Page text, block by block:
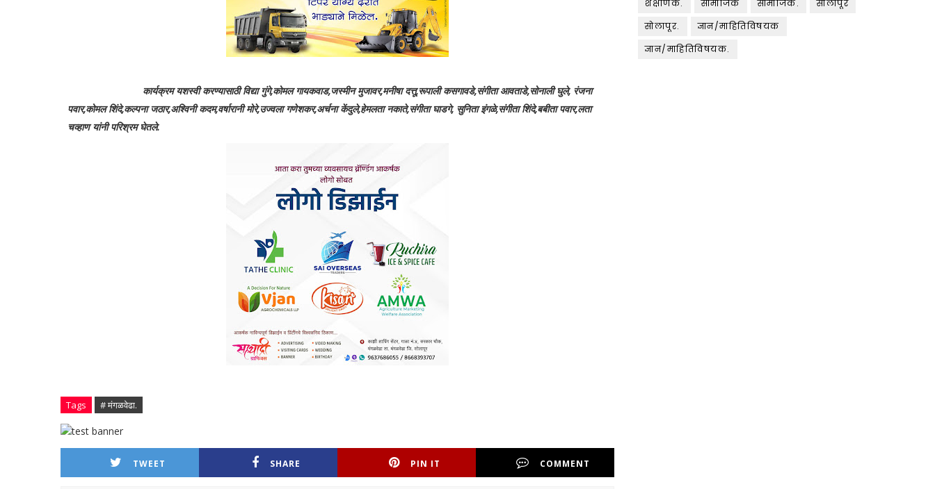
कार्यक्रम यशस्वी करण्यासाठी विद्या गुंगे,कोमल गायकवाड,जस्मीन मुजावर,मनीषा दत्तू,रूपाली कसगावडे,संगीता आवताडे,सोनाली घुले, रंजना
पवार,कोमल शिंदे,कल्पना जठार,अश्विनी कदम,वर्षारानी मोरे,उज्वला गणेशकर,अर्चना केंदुले,हेमलता नकाते,संगीता घाडगे, सुनिता इंगळे,संगीता शिंदे,बबीता पवार,लता
चव्हाण यांनी परिश्रम घेतले.
Tags # मंगळवेढा.
TWEET SHARE PIN IT COMMENT
शैक्षणिक.
सामाजिक सामाजिक.
सोलापूर
सोलापूर.
ज्ञान/माहितिविषयक
ज्ञान/माहितिविषयक.